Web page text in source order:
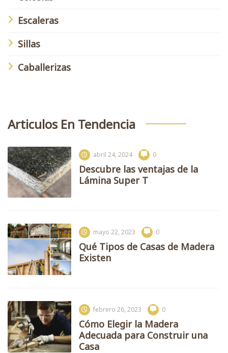
Escaleras
Sillas
Caballerizas
Articulos En Tendencia
abril 24, 2024 0
Descubre las ventajas de la
Lámina Super T
mayo 22, 2023 0
Qué Tipos de Casas de Madera
Existen
febrero 26, 2023 0
Cómo Elegir la Madera
Adecuada para Construir una
Casa